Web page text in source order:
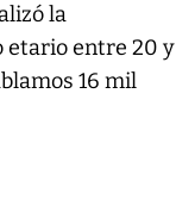
la
etario entre 20 y
16 mil